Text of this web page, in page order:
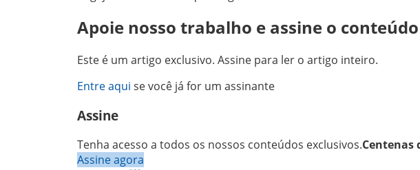
Apoie nosso trabalho e assine o conteúdo
Este é um artigo exclusivo. Assine para ler o artigo inteiro.
Entre aqui se você já for um assinante
Assine
Tenha acesso a todos os nossos conteúdos exclusivos.Centenas
Assine agora